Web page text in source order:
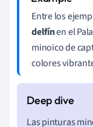
Entre los
delfínen el
minoico de
colores
Las pinturas